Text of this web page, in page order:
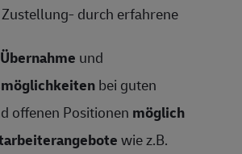
durch erfahrene
und
bei guten
offenen Positionen möglich
wie z.B.